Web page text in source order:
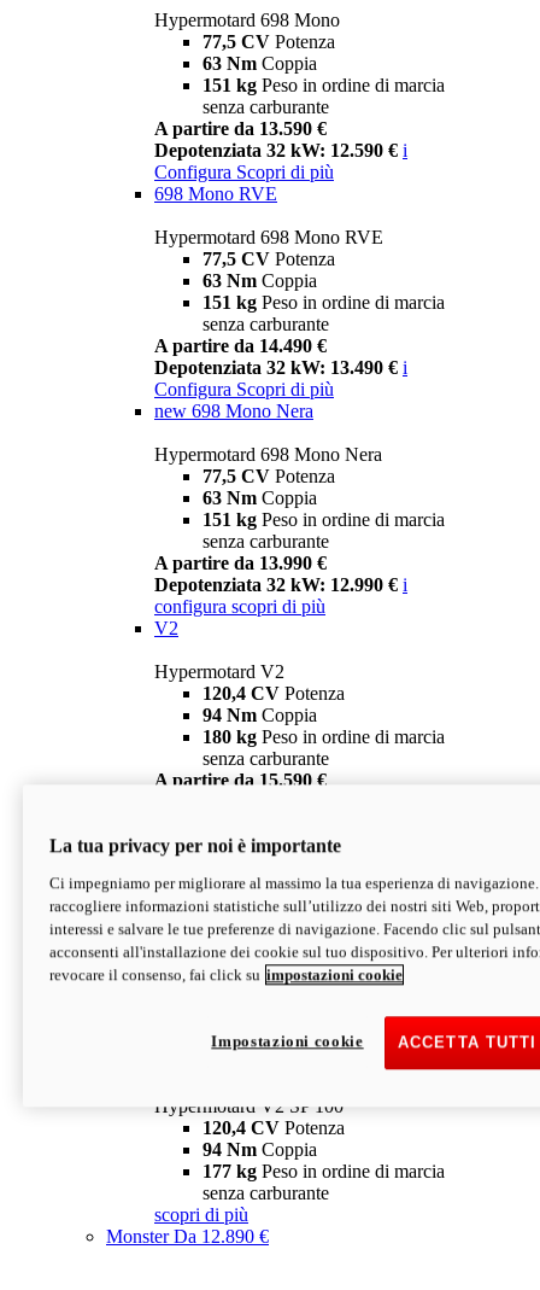
Hypermotard 698 Mono
77,5 CV Potenza
63 Nm Coppia
151 kg Peso in ordine di marcia
senza carburante
A partire da 13.590 €
Depotenziata 32 kW: 12.590 € i
Configura Scopri di più
698 Mono RVE
Hypermotard 698 Mono RVE
77,5 CV Potenza
63 Nm Coppia
151 kg Peso in ordine di marcia
senza carburante
A partire da 14.490 €
Depotenziata 32 kW: 13.490 € i
Configura Scopri di più
new 698 Mono Nera
Hypermotard 698 Mono Nera
77,5 CV Potenza
63 Nm Coppia
151 kg Peso in ordine di marcia
senza carburante
A partire da 13.990 €
Depotenziata 32 kW: 12.990 € i
configura scopri di più
V2
Hypermotard V2
120,4 CV Potenza
94 Nm Coppia
180 kg Peso in ordine di marcia
senza carburante
A partire da 15.590 €
V2 SP
Hypermotard V2 SP
120,4 CVPotenza
94 NmCoppia
177 kgPeso in ordine di marcia
senza carburante
Depotenziata 35 kW: 18.890 € i
configura scopri di più
Hypermotard V2 SP 100
120,4 CV Potenza
94 Nm Coppia
177 kg Peso in ordine di marcia
senza carburante
scopri di più
MonsterDa 12.890 €
La tua privacy per noi è importante
Ci impegniamo per migliorare al massimo la tua esperienza di
raccogliere informazioni statistiche sull’utilizzo dei nostri siti Web,
interessi e salvare le tue preferenze di navigazione. Facendo clic sul
acconsenti all'installazione dei cookie sul tuo dispositivo. Per ulteriori
revocare il consenso, fai click su impostazioni cookie
ACCETTA
Impostazioni cookie